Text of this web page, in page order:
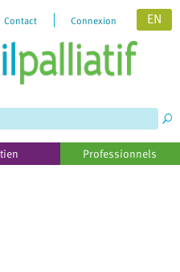
Contact Connexion EN
Professionnels